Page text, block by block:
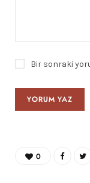
Bir sonraki
0